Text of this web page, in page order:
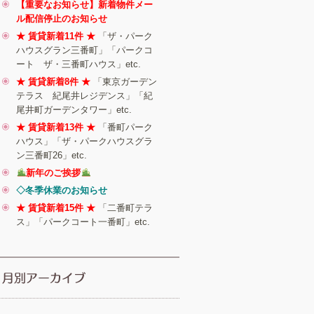
【重要なお知らせ】新着物件メー
ル配信停止のお知らせ
★ 賃貸新着11件 ★
「ザ・パーク
ハウスグラン三番町」「パークコ
ート ザ・三番町ハウス」etc.
★ 賃貸新着8件 ★
「東京ガーデン
テラス 紀尾井レジデンス」「紀
尾井町ガーデンタワー」etc.
★ 賃貸新着13件 ★
「番町パーク
ハウス」「ザ・パークハウスグラ
ン三番町26」etc.
新年のご挨拶
◇冬季休業のお知らせ
★ 賃貸新着15件 ★
「二番町テラ
ス」「パークコート一番町」etc.